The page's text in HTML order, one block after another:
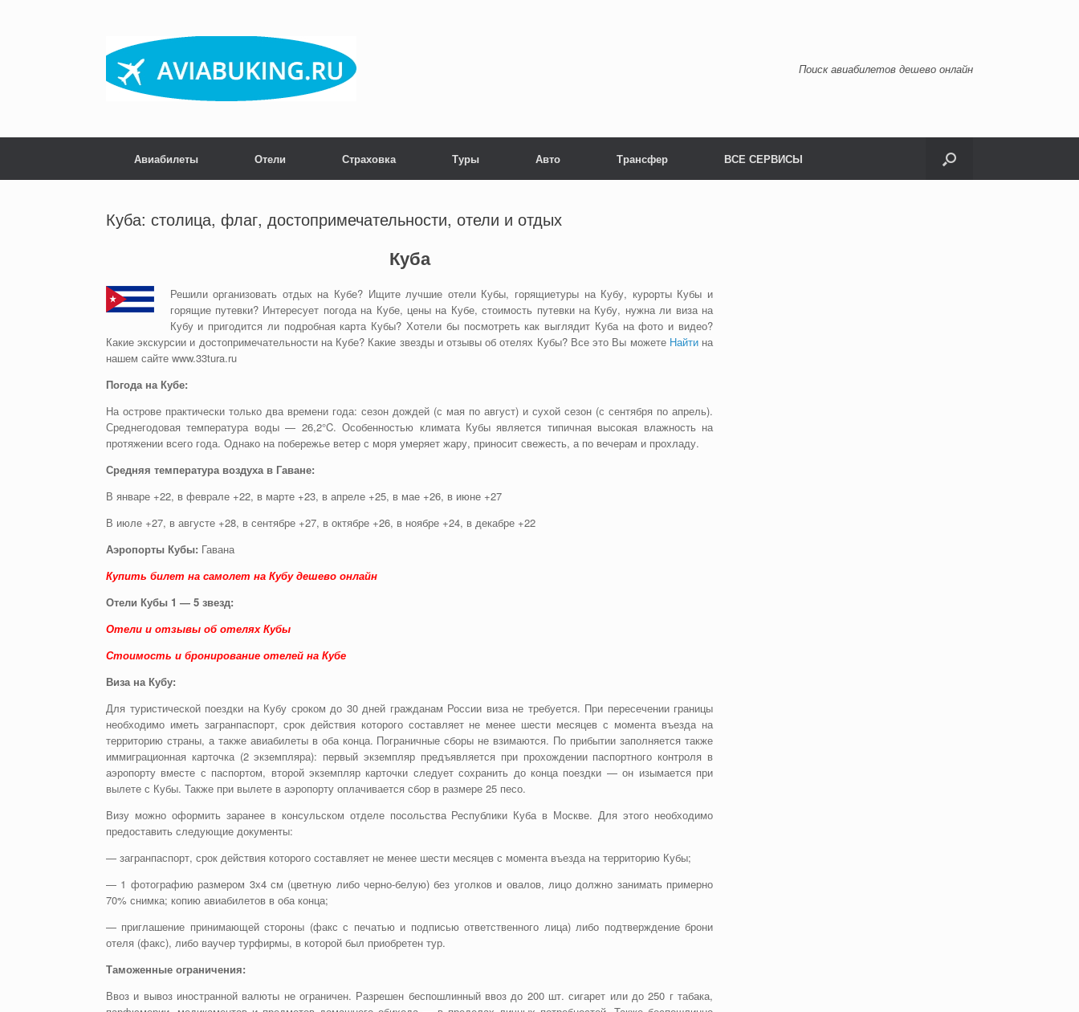
Поиск авиабилетов дешево онлайн
Авиабилеты Отели Страховка Туры Авто Трансфер ВСЕ СЕРВИСЫ
Куба: столица, флаг, достопримечательности, отели и отдых
Куба
Решили организовать отдых на Кубе? Ищите лучшие отели Кубы, горящиетуры на Кубу, курорты Кубы и
горящие путевки? Интересует погода на Кубе, цены на Кубе, стоимость путевки на Кубу, нужна ли виза на
Кубу и пригодится ли подробная карта Кубы? Хотели бы посмотреть как выглядит Куба на фото и видео?
Какие экскурсии и достопримечательности на Кубе? Какие звезды и отзывы об отелях Кубы? Все это Вы можете Найтина
нашем сайте www.33tura.ru
Погода на Кубе:
На острове практически только два времени года: сезон дождей (с мая по август) и сухой сезон (с сентября по апрель).
Среднегодовая температура воды — 26,2°C. Особенностью климата Кубы является типичная высокая влажность на
протяжении всего года. Однако на побережье ветер с моря умеряет жару, приносит свежесть, а по вечерам и прохладу.
Средняя температура воздуха в Гаване:
В январе +22, в феврале +22, в марте +23, в апреле +25, в мае +26, в июне +27
В июле +27, в августе +28, в сентябре +27, в октябре +26, в ноябре +24, в декабре +22
Аэропорты Кубы: Гавана
Купить билет на самолет на Кубу дешево онлайн
Отели Кубы 1 — 5 звезд:
Отели и отзывы об отелях Кубы
Стоимость и бронирование отелей на Кубе
Виза на Кубу:
Для туристической поездки на Кубу сроком до 30 дней гражданам России виза не требуется. При пересечении границы
необходимо иметь загранпаспорт, срок действия которого составляет не менее шести месяцев с момента въезда на
территорию страны, а также авиабилеты в оба конца. Пограничные сборы не взимаются. По прибытии заполняется также
иммиграционная карточка (2 экземпляра): первый экземпляр предъявляется при прохождении паспортного контроля в
аэропорту вместе с паспортом, второй экземпляр карточки следует сохранить до конца поездки — он изымается при
вылете с Кубы. Также при вылете в аэропорту оплачивается сбор в размере 25 песо.
Визу можно оформить заранее в консульском отделе посольства Республики Куба в Москве. Для этого необходимо
предоставить следующие документы:
— загранпаспорт, срок действия которого составляет не менее шести месяцев с момента въезда на территорию Кубы;
— 1 фотографию размером 3х4 см (цветную либо черно-белую) без уголков и овалов, лицо должно занимать примерно
70% снимка; копию авиабилетов в оба конца;
— приглашение принимающей стороны (факс с печатью и подписью ответственного лица) либо подтверждение брони
отеля (факс), либо ваучер турфирмы, в которой был приобретен тур.
Таможенные ограничения:
Ввоз и вывоз иностранной валюты не ограничен. Разрешен беспошлинный ввоз до 200 шт. сигарет или до 250 г табака,